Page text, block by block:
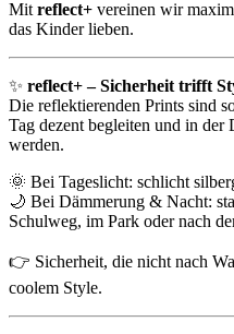
Mitreflect+ vereinen wir
das Kinder lieben.
✨ reflect+ – Sicherheit trifft
Die reflektierenden Prints sind
Tag dezent begleiten und in der
werden.
🌞 Bei Tageslicht: schlicht
🌙 Bei Dämmerung & Nacht:
Schulweg, im Park oder nach
👉 Sicherheit, die nicht nach
coolem Style.